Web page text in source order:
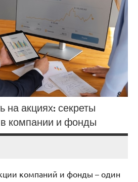
на акциях: секреты
компании и фонды
компаний и фонды – один